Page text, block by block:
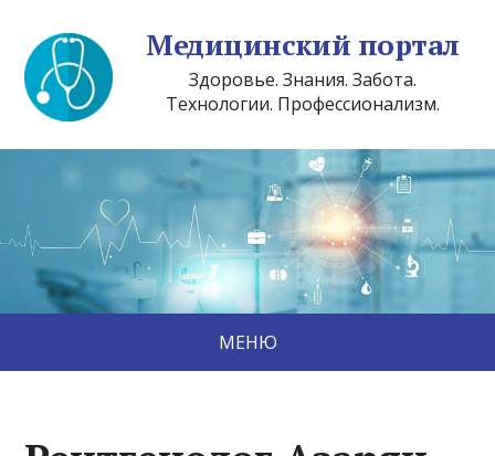
Медицинский портал
Здоровье. Знания. Забота.
Технологии. Профессионализм.
МЕНЮ